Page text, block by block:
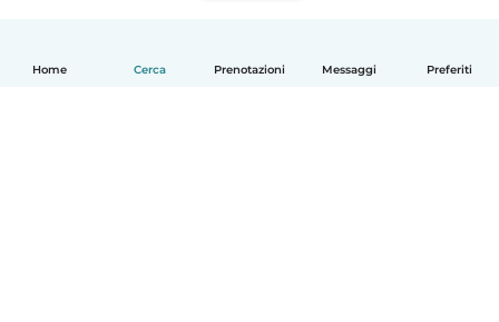
Home Cerca Prenotazioni Messaggi Preferiti